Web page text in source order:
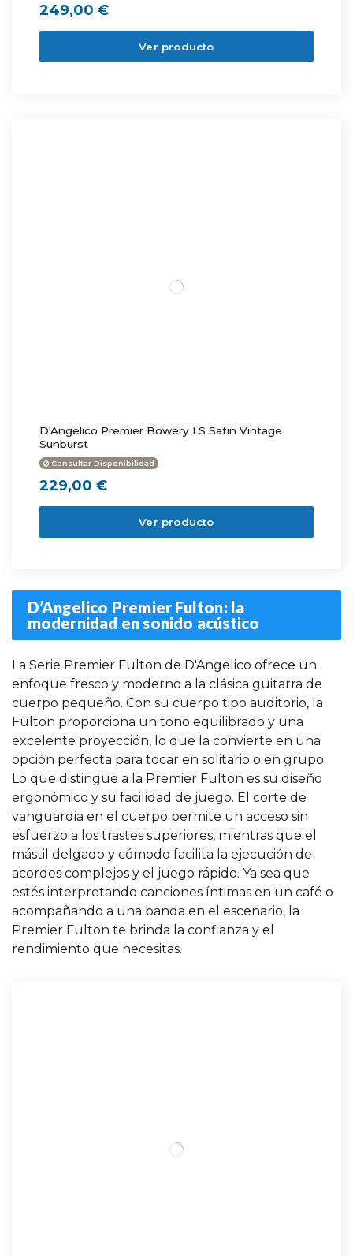
249,00 €
Ver producto
D'Angelico Premier Bowery LS Satin Vintage
Sunburst
Consultar Disponibilidad
229,00 €
Ver producto
D’Angelico Premier Fulton: la
modernidad en sonido acústico
La Serie Premier Fulton de D'Angelico ofrece un
enfoque fresco y moderno a la clásica guitarra de
cuerpo pequeño. Con su cuerpo tipo auditorio, la
Fulton proporciona un tono equilibrado y una
excelente proyección, lo que la convierte en una
opción perfecta para tocar en solitario o en grupo.
Lo que distingue a la Premier Fulton es su diseño
ergonómico y su facilidad de juego. El corte de
vanguardia en el cuerpo permite un acceso sin
esfuerzo a los trastes superiores, mientras que el
mástil delgado y cómodo facilita la ejecución de
acordes complejos y el juego rápido. Ya sea que
estés interpretando canciones íntimas en un café o
acompañando a una banda en el escenario, la
Premier Fulton te brinda la confianza y el
rendimiento que necesitas.